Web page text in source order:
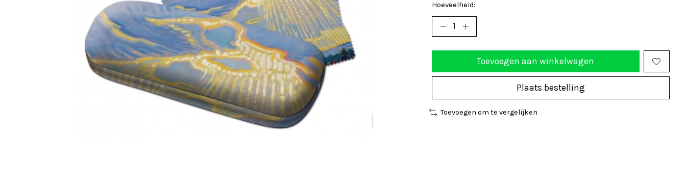
Hoeveelheid:
Toevoegen aan winkelwagen
Plaats bestelling
Toevoegen om te vergelijken